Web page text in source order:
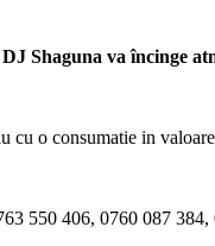
Shaguna va încinge
cu o consumatie in
550 406, 0760 087